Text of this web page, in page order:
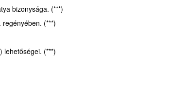
bizonysága. (***)
(***)
lehetőségei. (***)